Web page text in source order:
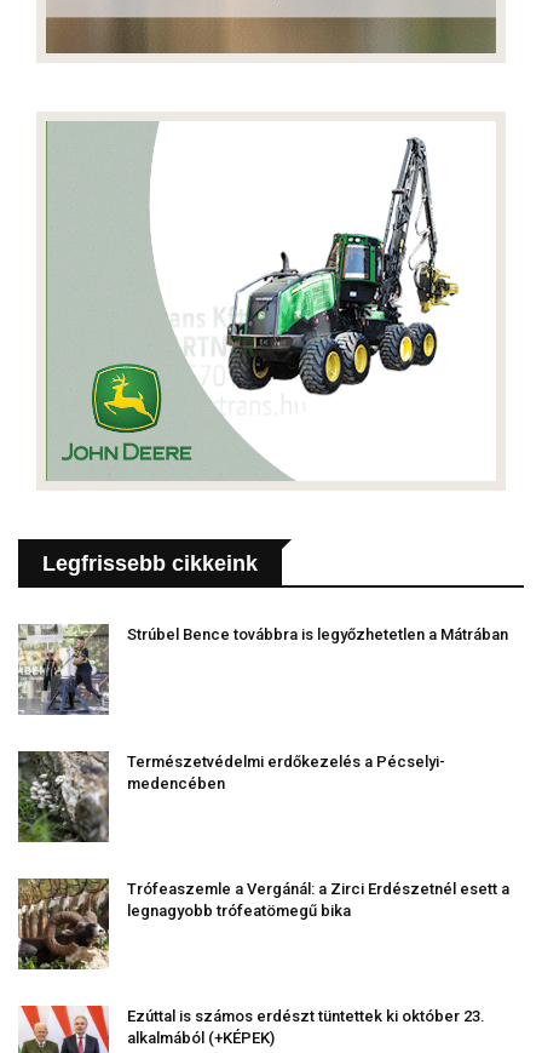
Legfrissebb cikkeink
Strúbel Bence továbbra is legyőzhetetlen a Mátrában
Természetvédelmi erdőkezelés a Pécselyi-
medencében
Trófeaszemle a Vergánál: a Zirci Erdészetnél esett a
legnagyobb trófeatömegű bika
Ezúttal is számos erdészt tüntettek ki október 23.
alkalmából (+KÉPEK)